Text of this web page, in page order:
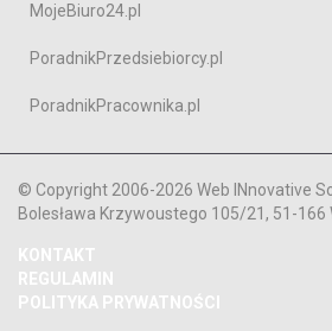
MojeBiuro24.pl
PoradnikPrzedsiebiorcy.pl
PoradnikPracownika.pl
© Copyright 2006-2026 Web INnovative
Bolesława Krzywoustego 105/21, 51-166
KONTAKT
REGULAMIN
POLITYKA PRYWATNOŚCI